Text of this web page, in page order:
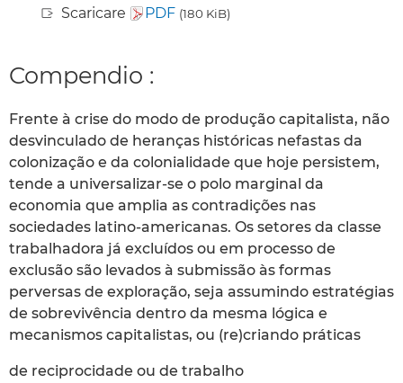
Scaricare
PDF (180 KiB)
Compendio :
Frente à crise do modo de produção capitalista, não
desvinculado de heranças históricas nefastas da
colonização e da colonialidade que hoje persistem,
tende a universalizar-se o polo marginal da
economia que amplia as contradições nas
sociedades latino-americanas. Os setores da classe
trabalhadora já excluídos ou em processo de
exclusão são levados à submissão às formas
perversas de exploração, seja assumindo estratégias
de sobrevivência dentro da mesma lógica e
mecanismos capitalistas, ou (re)criando práticas
de reciprocidade ou de trabalho